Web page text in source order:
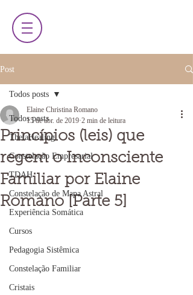
Post
Todos posts
ThetaHealing
Constelação Empresarial
TDAH
Constelação de Mapa Astral
Experiência Somática
Cursos
Pedagogia Sistêmica
Constelação Familiar
Cristais
Todos posts
Princípios (leis) que
regem o Inconsciente
Familiar por Elaine
Romano [Parte 5]
Elaine Christina Romano
15 de abr. de 2019 2 min de leitura